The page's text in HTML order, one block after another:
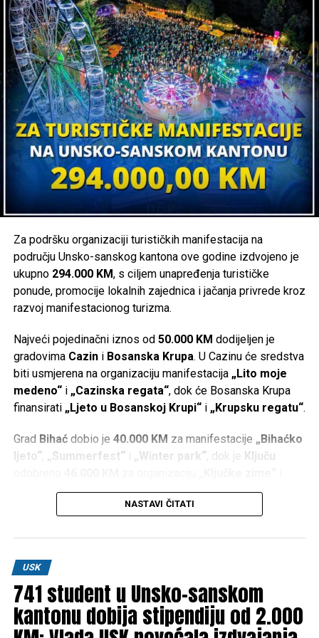
I dok je vrijeme u ovom zaboravljenom gradiću na zapadu
Bosne vraćeno unazad, ostalo je samo sjećanje na slavna
vremena i period kada je ovaj bh. gradić dao prvog reisu-l-
ulemu Mustafu Hilmi-efendiju Hadžiomerovića.
Share Post
Share
Tweet Share
Mail
POVEZANE TEME: BIHAĆ
KULEN VAKUF
UP NEXT
Širom BiH i jutros otežan saobraćaj: Probleme stvara i
vjetar, evo gdje je situacija najteža
DON'T MISS
struje (VIDEO)
Za podršku organizaciji turističkih manifestacija na
području Unsko-sanskog kantona ove godine izdvojeno je
ukupno 294.000 KM, s ciljem unapređenja turističke
ponude, promocije lokalnih zajednica i jačanja privrede kroz
razvoj manifestacionog turizma.
Najveći pojedinačni iznos od 50.000 KM dodijeljen je
gradovima Cazini Bosanska Krupa. U Cazinu će sredstva
biti usmjerena na organizaciju manifestacija „Lito moje
medeno“i „Cazinska regata“, dok će Bosanska Krupa
finansirati „Ljeto u Bosanskoj Krupi“i „Krupsku regatu“.
Grad Bihaćdobio je 40.000 KM za manifestacije „Bihaćko
ljeto“, „Summerfest“i „Winter park“, dok je Ključu
„Ključke regate“.
manifestacije„Petrovačko ljeto“i„Zimska čarolija“,
teVelikoj Kladuši
„Kladuško ljeto“.
Iz kantonalnih institucija poručuju da će se i u narednom
NASTAVI ČITATI
USK
741 student u Unsko-sanskom
kantonu dobija stipendiju od 2.000